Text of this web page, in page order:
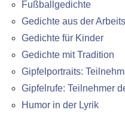
Fußballgedichte
Gedichte aus der
Gedichte für Kinder
Gedichte mit Tradition
Gipfelportraits:
Gipfelrufe: Teilnehmer
Humor in der Lyrik